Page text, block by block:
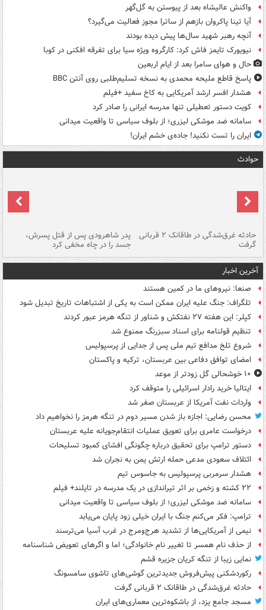
واکنش عالیشاه بعد از پیوستن به گل‌گهر
آیا تینا پاکروان بازهم از ساترا مجوز فعالیت می‌گیرد؟
آنچه رهبر شهید سال‌ها پیش دیده بودند
نیویورک تایمز فاش کرد: کارگروه ویژه سیا برای تفرقه افکنی در کوبا
حال و هوای سامرا بعد از ایام اربعین
پاسخ قاطع ملیحه محمدی به نسخه تسلیم‌طلبی روی آنتن BBC
هشدار افسر ارشد آمریکایی به کاخ سفید +فیلم
کویت دستور تعطیلی تنها مدرسه ایرانی را صادر کرد
سامانه ضد موشکی لیزری؛ از بلوف سیاسی تا واقعیت میدانی
ایران را تست نکنید! جاده‌ی خشم ایران!
حوادث
حادثه غرق‌شدگی در طاقانک ۲ قربانی
گرفت
پدر شاهرودی پس از قتل پسرش،
جسد را در چاه مخفی کرد
آخرین اخبار
صنعا: نیروهای ما در کمین‌ هستند
تلگراف: جنگ علیه ایران ممکن است به یکی از اشتباهات تاریخ تبدیل شود
کپلر: این هفته ۲۷ نفتکش و شناور از تنگه هرمز عبور کردند
تنظیم قولنامه برای اسناد سبزرنگ ممنوع شد
شروع تلخ مدافع تیم ملی پس از جدایی از پرسپولیس
امضای توافق دفاعی بین عربستان، ترکیه و پاکستان
۱۰ خوشحالی گل زودتر از موعد
ایتالیا خرید رادار اسرائیلی را متوقف کرد
واردات نفت آمریکا از عربستان صفر شد
محسن رضایی: اجازه باز شدن مسیر دوم در تنگه هرمز را نخواهیم داد
درخواست عامری برای تعویق عملیات انتقام‌جویانه علیه عربستان
دستور ترامپ برای تحقیق درباره چگونگی افشای کمبود تسلیحات
ائتلاف سعودی مدعی حمله ارتش یمن به نجران شد
هشدار سرمربی پرسپولیس به جاسوس تیم
۲۲ کشته و زخمی بر اثر تیراندازی در یک مدرسه در تایلند+ فیلم
سامانه ضد موشکی لیزری؛ از بلوف سیاسی تا واقعیت میدانی
ترامپ: فکر می‌کنم جنگ با ایران خیلی زود پایان می‌یابد
نیمی از آمریکایی‌ها از تشدید هرج‌ومرج در غرب آسیا می‌ترسند
از حذف نام همسر تا تغییر نام خانوادگی؛ اما و اگرهای تعویض شناسنامه
نمایی زیبا از تنگه کریان جزیره قشم
رکوردشکنی پیش‌فروش جدیدترین گوشی‌های تاشوی سامسونگ
حادثه غرق‌شدگی در طاقانک ۲ قربانی گرفت
مسجد جامع یزد، از باشکوه‌ترین معماری‌های ایران